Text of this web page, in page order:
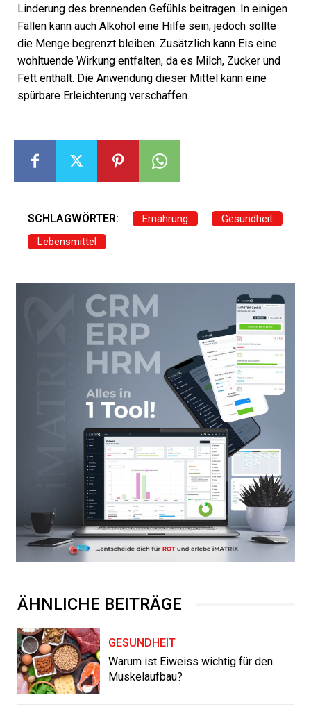
Linderung des brennenden Gefühls beitragen. In einigen
Fällen kann auch Alkohol eine Hilfe sein, jedoch sollte
die Menge begrenzt bleiben. Zusätzlich kann Eis eine
wohltuende Wirkung entfalten, da es Milch, Zucker und
Fett enthält. Die Anwendung dieser Mittel kann eine
spürbare Erleichterung verschaffen.
SCHLAGWÖRTER: Ernährung
Gesundheit
Lebensmittel
ÄHNLICHE BEITRÄGE
GESUNDHEIT
Warum ist Eiweiss wichtig für den
Muskelaufbau?